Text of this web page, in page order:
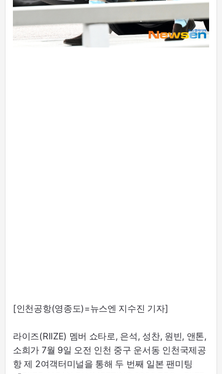
[인천공항(영종도)=뉴스엔 지수진 기자]
라이즈(RIIZE) 멤버 쇼타로, 은석, 성찬, 원빈, 앤톤,
소희가 7월 9일 오전 인천 중구 운서동 인천국제공
항 제 2여객터미널을 통해 두 번째 일본 팬미팅